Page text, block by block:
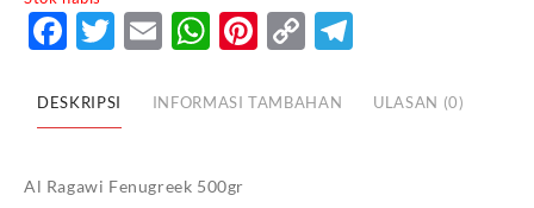
Facebook
Twitter
EmailWhatsApp
Pinterest
Copy
DESKRIPSI INFORMASI TAMBAHAN ULASAN (0)
Al Ragawi Fenugreek 500gr